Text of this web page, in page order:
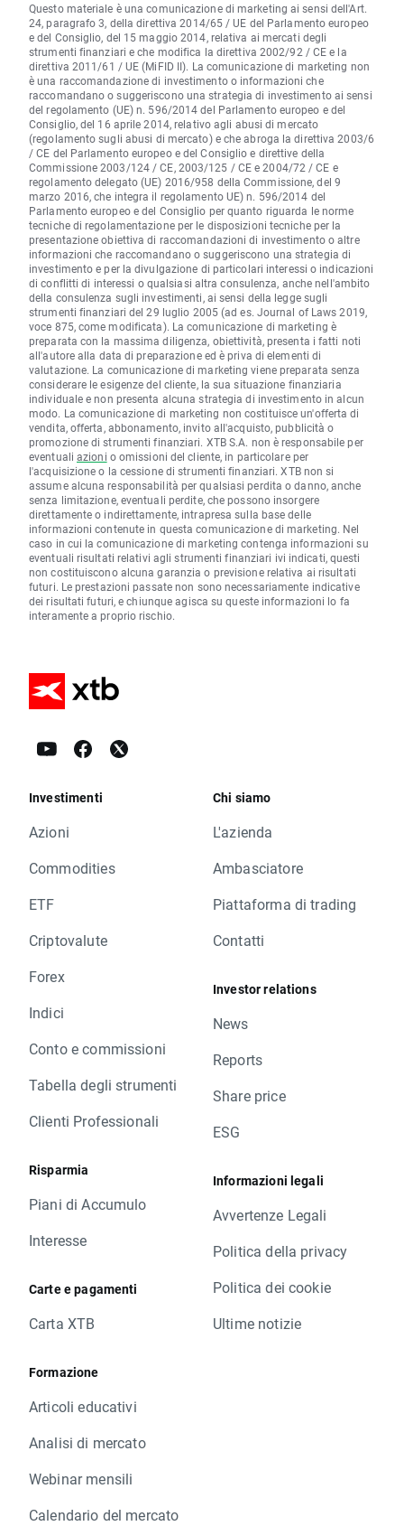
Questo materiale è una comunicazione di marketing ai sensi dell'Art.
24, paragrafo 3, della direttiva 2014/65 / UE del Parlamento europeo
e del Consiglio, del 15 maggio 2014, relativa ai mercati degli
strumenti finanziari e che modifica la direttiva 2002/92 / CE e la
direttiva 2011/61 / UE (MiFID II). La comunicazione di marketing non
è una raccomandazione di investimento o informazioni che
raccomandano o suggeriscono una strategia di investimento ai sensi
del regolamento (UE) n. 596/2014 del Parlamento europeo e del
Consiglio, del 16 aprile 2014, relativo agli abusi di mercato
(regolamento sugli abusi di mercato) e che abroga la direttiva 2003/6
/ CE del Parlamento europeo e del Consiglio e direttive della
Commissione 2003/124 / CE, 2003/125 / CE e 2004/72 / CE e
regolamento delegato (UE) 2016/958 della Commissione, del 9
marzo 2016, che integra il regolamento UE) n. 596/2014 del
Parlamento europeo e del Consiglio per quanto riguarda le norme
tecniche di regolamentazione per le disposizioni tecniche per la
presentazione obiettiva di raccomandazioni di investimento o altre
informazioni che raccomandano o suggeriscono una strategia di
investimento e per la divulgazione di particolari interessi o indicazioni
di conflitti di interessi o qualsiasi altra consulenza, anche nell'ambito
della consulenza sugli investimenti, ai sensi della legge sugli
strumenti finanziari del 29 luglio 2005 (ad es. Journal of Laws 2019,
voce 875, come modificata). La comunicazione di marketing è
preparata con la massima diligenza, obiettività, presenta i fatti noti
all'autore alla data di preparazione ed è priva di elementi di
valutazione. La comunicazione di marketing viene preparata senza
considerare le esigenze del cliente, la sua situazione finanziaria
individuale e non presenta alcuna strategia di investimento in alcun
modo. La comunicazione di marketing non costituisce un'offerta di
vendita, offerta, abbonamento, invito all'acquisto, pubblicità o
promozione di strumenti finanziari. XTB S.A. non è responsabile per
eventuali azioni o omissioni del cliente, in particolare per
l'acquisizione o la cessione di strumenti finanziari. XTB non si
assume alcuna responsabilità per qualsiasi perdita o danno, anche
senza limitazione, eventuali perdite, che possono insorgere
direttamente o indirettamente, intrapresa sulla base delle
informazioni contenute in questa comunicazione di marketing. Nel
caso in cui la comunicazione di marketing contenga informazioni su
eventuali risultati relativi agli strumenti finanziari ivi indicati, questi
non costituiscono alcuna garanzia o previsione relativa ai risultati
futuri. Le prestazioni passate non sono necessariamente indicative
dei risultati futuri, e chiunque agisca su queste informazioni lo fa
interamente a proprio rischio.
Investimenti
Azioni
Commodities
ETF
Criptovalute
Forex
Indici
Conto e commissioni
Tabella degli strumenti
Clienti Professionali
Risparmia
Piani di Accumulo
Interesse
Carte e pagamenti
Carta XTB
Formazione
Articoli educativi
Analisi di mercato
Webinar mensili
Calendario del mercato
Chi siamo
L'azienda
Ambasciatore
Piattaforma di trading
Contatti
Investor relations
News
Reports
Share price
ESG
Informazioni legali
Avvertenze Legali
Politica della privacy
Politica dei cookie
Ultime notizie